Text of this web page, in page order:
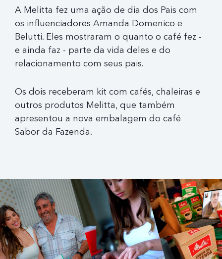
A Melitta fez uma ação de dia dos Pais com
os influenciadores Amanda Domenico e
Belutti. Eles mostraram o quanto o café fez -
e ainda faz - parte da vida deles e do
relacionamento com seus pais.
Os dois receberam kit com cafés, chaleiras e
outros produtos Melitta, que também
apresentou a nova embalagem do café
Sabor da Fazenda.